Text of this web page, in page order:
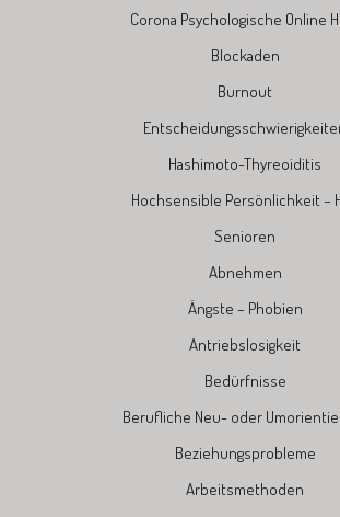
Corona Psychologische Online
Blockaden
Burnout
Hashimoto-Thyreoiditis
Hochsensible Persönlichkeit –
Senioren
Abnehmen
Ängste – Phobien
Antriebslosigkeit
Bedürfnisse
Berufliche Neu- oder
Beziehungsprobleme
Arbeitsmethoden